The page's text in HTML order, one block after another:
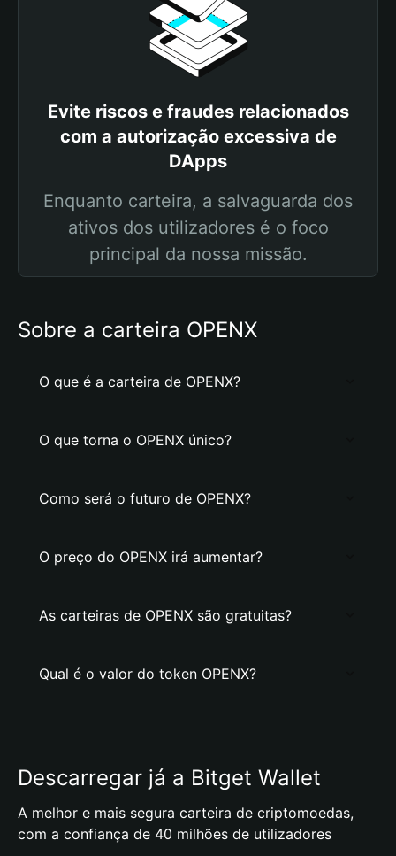
Evite riscos e fraudes relacionados
com a autorização excessiva de
DApps
Enquanto carteira, a salvaguarda dos
ativos dos utilizadores é o foco
principal da nossa missão.
Sobre a carteira OPENX
O que é a carteira de OPENX?
O que torna o OPENX único?
Como será o futuro de OPENX?
O preço do OPENX irá aumentar?
As carteiras de OPENX são gratuitas?
Qual é o valor do token OPENX?
Descarregar já a Bitget Wallet
A melhor e mais segura carteira de criptomoedas,
com a confiança de 40 milhões de utilizadores